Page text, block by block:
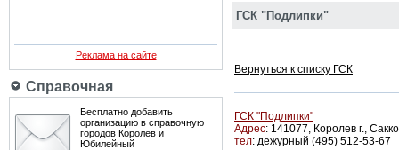
Реклама на сайте
Справочная
Бесплатно добавить
организацию в справочную
городов Королёв и
Юбилейный
ГСК "Подлипки"
Вернуться к списку ГСК
ГСК "Подлипки"
Адрес: 141077, Королев г.,
тел: дежурный (495) 512-53-67